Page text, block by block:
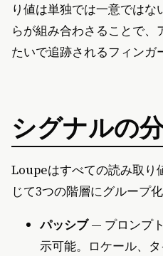
り値は単独では一意では
らが組み合わさることで、
たいで追跡されるフィンガ
シグナルの
Loupeはすべての読み取り
じて3つの階層にグループ化
パッシブ— プロンプ
示可能。ロケール、タ